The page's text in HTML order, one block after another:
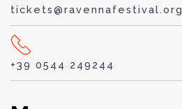
tickets@ravennafestival.org
+39 0544 249244